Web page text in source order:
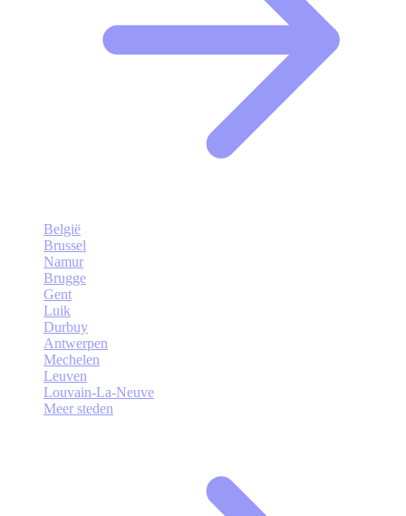
België
Brussel
Namur
Brugge
Gent
Luik
Durbuy
Antwerpen
Mechelen
Leuven
Louvain-La-Neuve
Meer steden